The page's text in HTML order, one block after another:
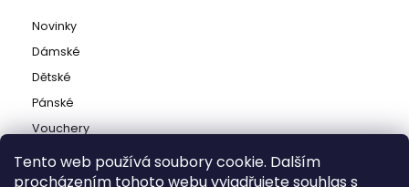
Tento web používá soubory cookie. Dalším
procházením tohoto webu vyjadřujete souhlas s
Novinky
Dámské
Dětské
Pánské
Vouchery